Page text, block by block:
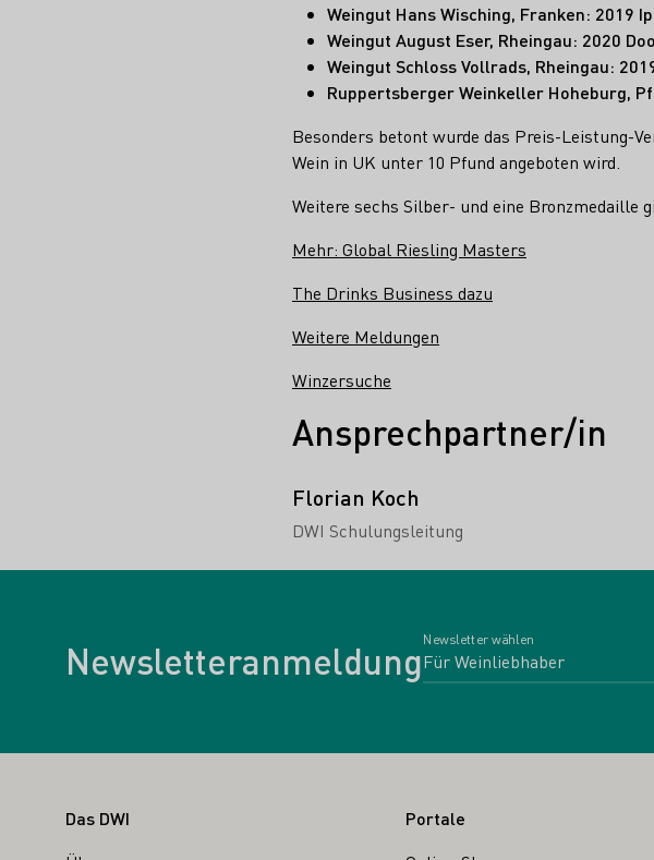
Weingut Hans Wisching, Franken: 2019
Weingut August Eser, Rheingau: 2020
Weingut Schloss Vollrads, Rheingau:
Ruppertsberger Weinkeller Hoheburg,
Besonders betont wurde das Preis-Leistung-
Wein in UK unter 10 Pfund angeboten wird.
Weitere sechs Silber- und eine Bronzmedaille
Mehr: Global Riesling Masters
The Drinks Business dazu
Weitere Meldungen
Winzersuche
Ansprechpartner/in
Florian Koch
DWI Schulungsleitung
Newsletteranmeldung
Newsletter wählen
Fußbereich
Das DWI
Portale